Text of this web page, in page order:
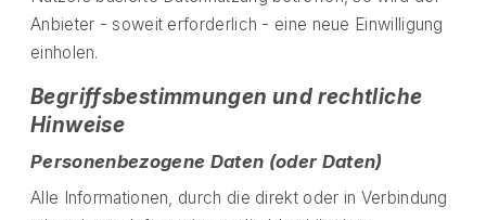
Anbieter - soweit erforderlich - eine neue Einwilligung
einholen.
Begriffsbestimmungen und rechtliche
Hinweise
Personenbezogene Daten (oder Daten)
Alle Informationen, durch die direkt oder in Verbindung